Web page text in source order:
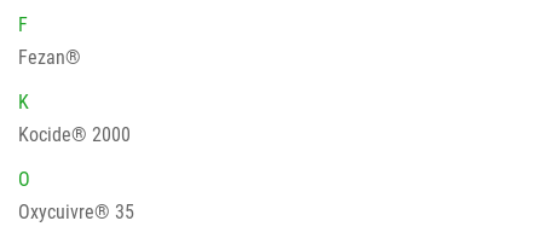
F
Fezan®
K
Kocide® 2000
O
Oxycuivre® 35